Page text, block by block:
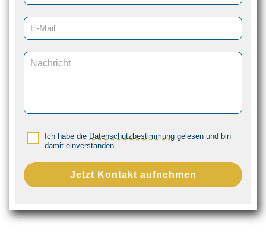
Ich habe die Datenschutzbestimmung gelesen und bin
damit einverstanden
Jetzt Kontakt aufnehmen